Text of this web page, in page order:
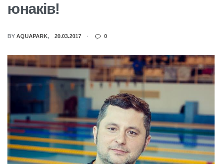
юнаків!
BY AQUAPARK 20.03.2017 0